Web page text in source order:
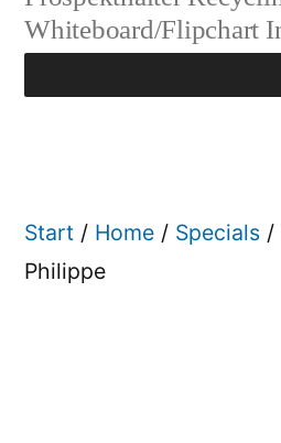
Whiteboard/Flipchart
Start / Home / Specials /
Philippe